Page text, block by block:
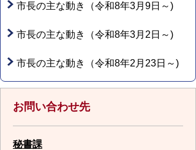
市長の主な動き（令和8年3月9日～)
市長の主な動き（令和8年3月2日～)
市長の主な動き（令和8年2月23日～)
お問い合わせ先
秘書課